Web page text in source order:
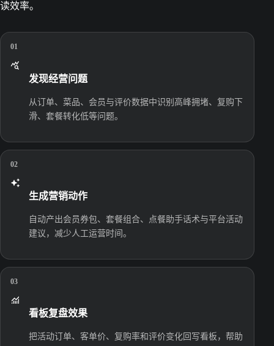
读效率。
01
发现经营问题
从订单、菜品、会员与评价数据中识别高峰拥堵、复购下
滑、套餐转化低等问题。
02
生成营销动作
自动产出会员券包、套餐组合、点餐助手话术与平台活动
建议，减少人工运营时间。
03
看板复盘效果
把活动订单、客单价、复购率和评价变化回写看板，帮助